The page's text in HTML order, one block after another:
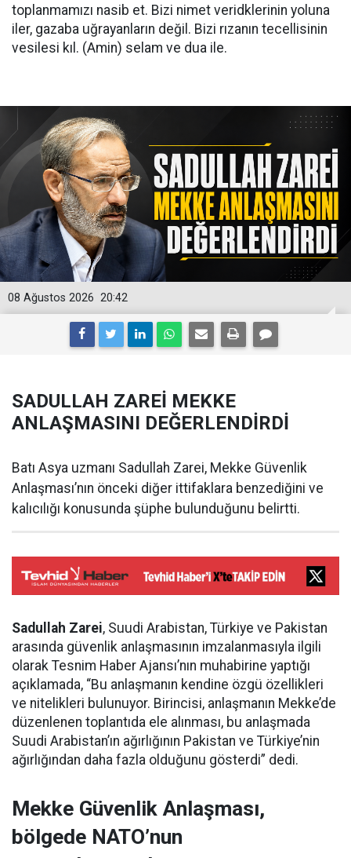
toplanmamızı nasib et. Bizi nimet veridklerinin yoluna
iler, gazaba uğrayanların değil. Bizi rızanın tecellisinin
vesilesi kıl. (Amin) selam ve dua ile.
20:42
08 Ağustos 2026
SADULLAH ZAREİ MEKKE
ANLAŞMASINI DEĞERLENDİRDİ
Batı Asya uzmanı Sadullah Zarei, Mekke Güvenlik
Anlaşması’nın önceki diğer ittifaklara benzediğini ve
kalıcılığı konusunda şüphe bulunduğunu belirtti.
Sadullah Zarei, Suudi Arabistan, Türkiye ve Pakistan
arasında güvenlik anlaşmasının imzalanmasıyla ilgili
olarak Tesnim Haber Ajansı’nın muhabirine yaptığı
açıklamada, “Bu anlaşmanın kendine özgü özellikleri
ve nitelikleri bulunuyor. Birincisi, anlaşmanın Mekke’de
düzenlenen toplantıda ele alınması, bu anlaşmada
Suudi Arabistan’ın ağırlığının Pakistan ve Türkiye’nin
ağırlığından daha fazla olduğunu gösterdi” dedi.
Mekke Güvenlik Anlaşması,
bölgede NATO’nun